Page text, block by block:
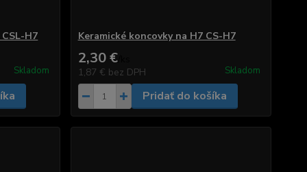
H7
Skladom
Keramické koncovky na H7 CS-H7
2,30 €/
1,87 € bez DPH Skladom
Pridať do košíka